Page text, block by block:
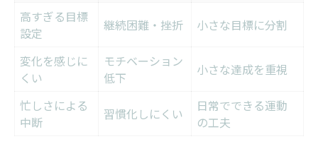
高すぎる目標
設定
継続困難・挫折 小さな目標に分割
変化を感じに
くい
モチベーション
低下
小さな達成を重視
忙しさによる
中断
習慣化しにくい
日常でできる運動
の工夫